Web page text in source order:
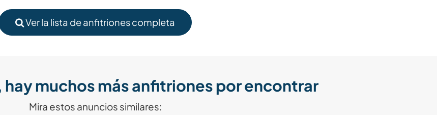
Ver la lista de anfitriones completa
muchos más anfitriones por encontrar
Mira estos anuncios similares: